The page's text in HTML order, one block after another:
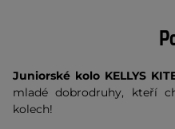
Juniorské kolo KELLYS
mladé dobrodruhy, kteří
kolech!